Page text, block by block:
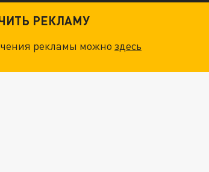
РЕКЛАМУ
рекламы можноздесь